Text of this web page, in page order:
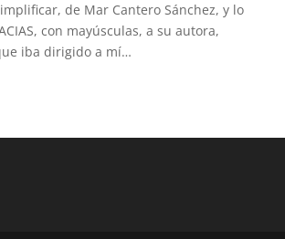
de Mar Cantero Sánchez, y lo
con mayúsculas, a su autora,
iba dirigido a mí…